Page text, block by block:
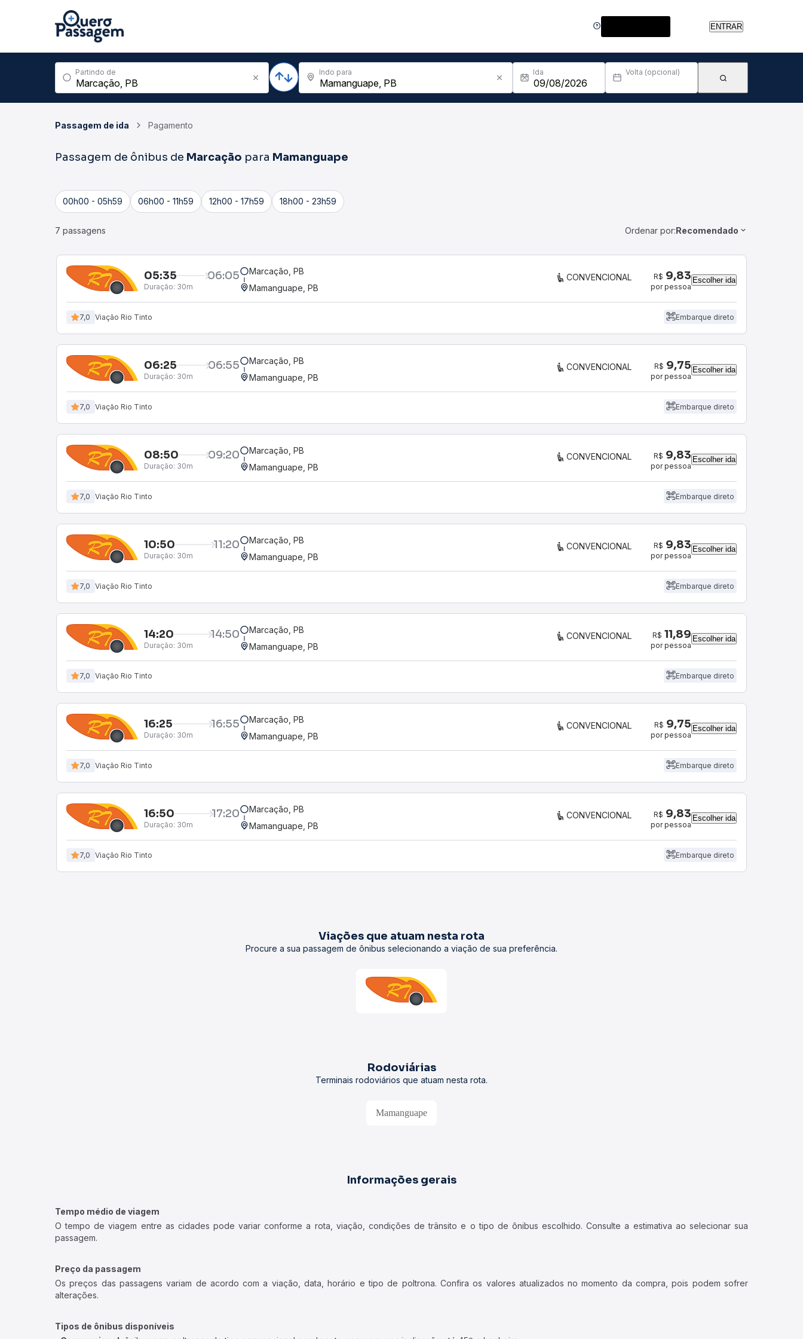
ENTRAR
Partindo de Indo para Ida Volta (opcional)
Passagem de ida Pagamento
Passagem de ônibus de Marcação para Mamanguape
00h00 - 05h59 06h00 - 11h59 12h00 - 17h59 18h00 - 23h59
7 passagens Ordenar por:Recomendado
05:35 06:05
Duração: 30m
Marcação, PB
Mamanguape, PB
CONVENCIONAL R$ 9,83
por pessoa
Escolher ida
7,0 Viação Rio Tinto Embarque direto
06:25 06:55
Duração: 30m
Marcação, PB
Mamanguape, PB
CONVENCIONAL R$ 9,75
por pessoa
Escolher ida
7,0 Viação Rio Tinto Embarque direto
08:50 09:20
Duração: 30m
Marcação, PB
Mamanguape, PB
CONVENCIONAL R$ 9,83
por pessoa
Escolher ida
7,0 Viação Rio Tinto Embarque direto
10:50 11:20
Duração: 30m
Marcação, PB
Mamanguape, PB
CONVENCIONAL R$ 9,83
por pessoa
Escolher ida
7,0 Viação Rio Tinto Embarque direto
14:20 14:50
Duração: 30m
Marcação, PB
Mamanguape, PB
CONVENCIONAL R$ 11,89
por pessoa
Escolher ida
7,0 Viação Rio Tinto Embarque direto
16:25 16:55
Duração: 30m
Marcação, PB
Mamanguape, PB
CONVENCIONAL R$ 9,75
por pessoa
Escolher ida
7,0 Viação Rio Tinto Embarque direto
16:50 17:20
Duração: 30m
Marcação, PB
Mamanguape, PB
CONVENCIONAL R$ 9,83
por pessoa
Escolher ida
7,0 Viação Rio Tinto Embarque direto
Viações que atuam nesta rota
Procure a sua passagem de ônibus selecionando a viação de sua preferência.
Rodoviárias
Terminais rodoviários que atuam nesta rota.
Mamanguape
Informações gerais
Tempo médio de viagem
O tempo de viagem entre as cidades pode variar conforme a rota, viação, condições de trânsito e o tipo de ônibus escolhido. Consulte a estimativa ao selecionar sua
passagem.
Preço da passagem
Os preços das passagens variam de acordo com a viação, data, horário e tipo de poltrona. Confira os valores atualizados no momento da compra, pois podem sofrer
alterações.
Tipos de ônibus disponíveis